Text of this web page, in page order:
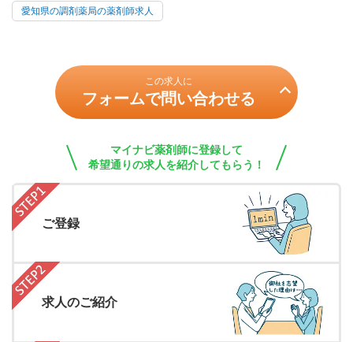
愛知県の調剤薬局の薬剤師求人
この求人に
フォームで問い合わせる
マイナビ薬剤師に登録して
希望通りの求人を紹介してもらう！
ご登録
求人のご紹介